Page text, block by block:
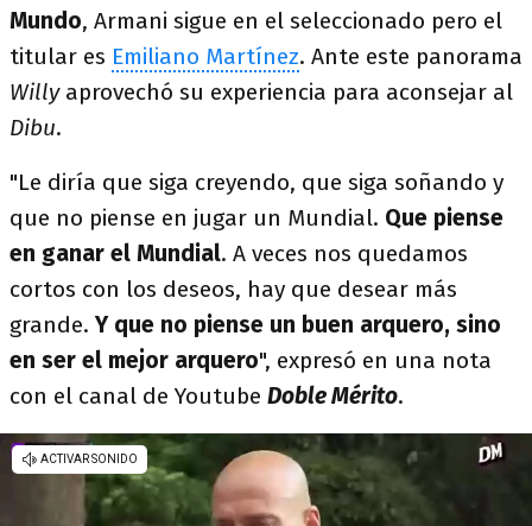
Mundo, Armani sigue en el seleccionado pero el
titular es Emiliano Martínez. Ante este panorama
Willyaprovechó su experiencia para aconsejar al
Dibu.
"Le diría que siga creyendo, que siga soñando y
que no piense en jugar un Mundial. Que piense
en ganar el Mundial. A veces nos quedamos
cortos con los deseos, hay que desear más
grande. Y que no piense un buen arquero, sino
en ser el mejor arquero", expresó en una nota
con el canal de Youtube Doble Mérito.